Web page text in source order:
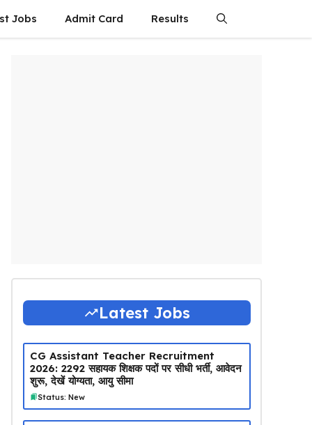
Jobs Admit Card Results
Latest Jobs
CG Assistant Teacher Recruitment
2026: 2292 सहायक शिक्षक पदों पर सीधी भर्ती, आवेदन
शुरू, देखें योग्यता, आयु सीमा
Status: New